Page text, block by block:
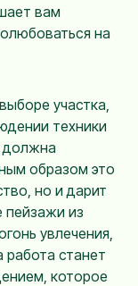
вам
на
участка,
техники
должна
образом это
но и дарит
пейзажи из
увлечения,
работа станет
которое